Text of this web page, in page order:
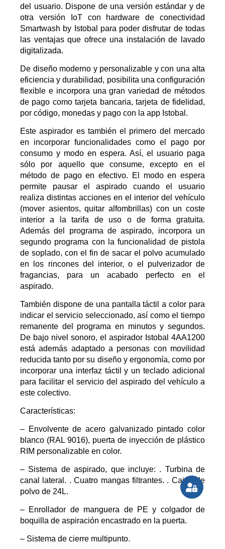
del usuario. Dispone de una versión estándar y de
otra versión IoT con hardware de conectividad
Smartwash by Istobal para poder disfrutar de todas
las ventajas que ofrece una instalación de lavado
digitalizada.
De diseño moderno y personalizable y con una alta
eficiencia y durabilidad, posibilita una configuración
flexible e incorpora una gran variedad de métodos
de pago como tarjeta bancaria, tarjeta de fidelidad,
por código, monedas y pago con la app Istobal.
Este aspirador es también el primero del mercado
en incorporar funcionalidades como el pago por
consumo y modo en espera. Así, el usuario paga
sólo por aquello que consume, excepto en el
método de pago en efectivo. El modo en espera
permite pausar el aspirado cuando el usuario
realiza distintas acciones en el interior del vehículo
(mover asientos, quitar alfombrillas) con un coste
interior a la tarifa de uso o de forma gratuita.
Además del programa de aspirado, incorpora un
segundo programa con la funcionalidad de pistola
de soplado, con el fin de sacar el polvo acumulado
en los rincones del interior, o el pulverizador de
fragancias, para un acabado perfecto en el
aspirado.
También dispone de una pantalla táctil a color para
indicar el servicio seleccionado, así como el tiempo
remanente del programa en minutos y segundos.
De bajo nivel sonoro, el aspirador Istobal 4AA1200
está además adaptado a personas con movilidad
reducida tanto por su diseño y ergonomía, como por
incorporar una interfaz táctil y un teclado adicional
para facilitar el servicio del aspirado del vehículo a
este colectivo.
Características:
– Envolvente de acero galvanizado pintado color
blanco (RAL 9016), puerta de inyección de plástico
RIM personalizable en color.
– Sistema de aspirado, que incluye: . Turbina de
canal lateral. . Cuatro mangas filtrantes. . Cajón de
polvo de 24L.
– Enrollador de manguera de PE y colgador de
boquilla de aspiración encastrado en la puerta.
– Sistema de cierre multipunto.